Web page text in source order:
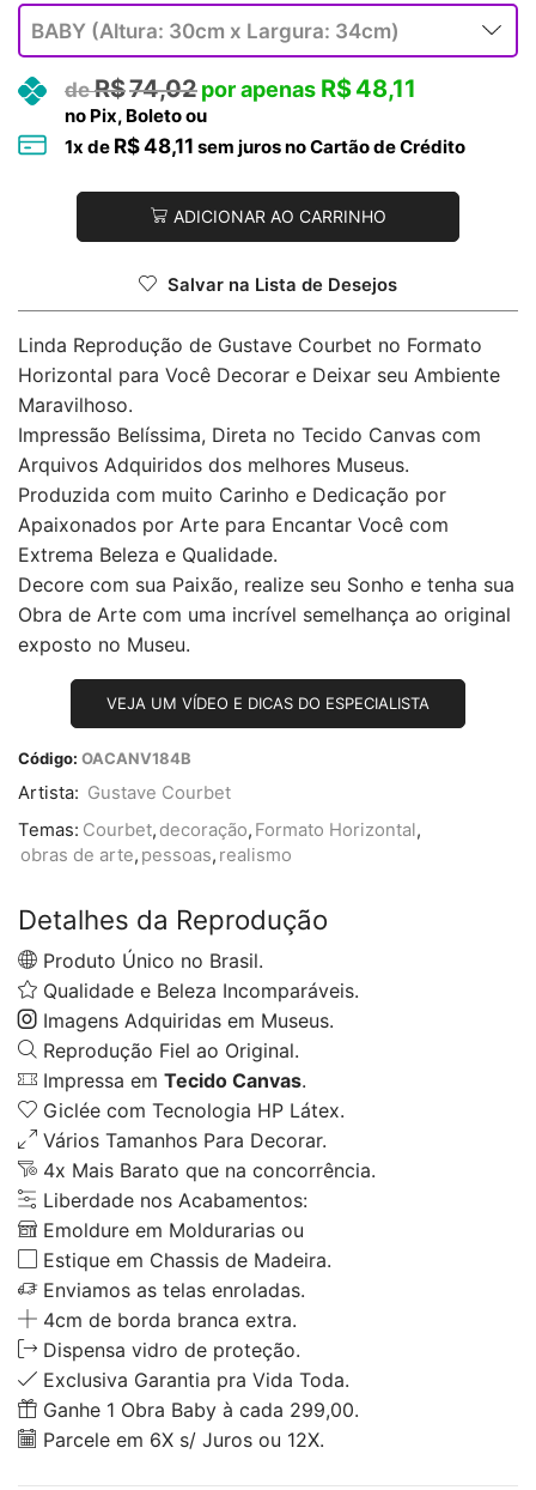
R$74,02 R$48,11
no Pix, Boleto ou
1x de R$48,11 sem juros no Cartão de Crédito
ADICIONAR AO CARRINHO
Salvar na Lista de Desejos
Linda Reprodução de Gustave Courbet no Formato
Horizontal para Você Decorar e Deixar seu Ambiente
Maravilhoso.
Impressão Belíssima, Direta no Tecido Canvas com
Arquivos Adquiridos dos melhores Museus.
Produzida com muito Carinho e Dedicação por
Apaixonados por Arte para Encantar Você com
Extrema Beleza e Qualidade.
Decore com sua Paixão, realize seu Sonho e tenha sua
Obra de Arte com uma incrível semelhança ao original
exposto no Museu.
VEJA UM VÍDEO E DICAS DO ESPECIALISTA
Código: OACANV184B
Artista: Gustave Courbet
Temas: Courbet, decoração, Formato Horizontal,
obras de arte, pessoas, realismo
Detalhes da Reprodução
Produto Único no Brasil.
Qualidade e Beleza Incomparáveis.
Imagens Adquiridas em Museus.
Reprodução Fiel ao Original.
Impressa em Tecido Canvas.
Giclée com Tecnologia HP Látex.
Vários Tamanhos Para Decorar.
4x Mais Barato que na concorrência.
Liberdade nos Acabamentos:
Emoldure em Moldurarias ou
Estique em Chassis de Madeira.
Enviamos as telas enroladas.
4cm de borda branca extra.
Dispensa vidro de proteção.
Exclusiva Garantia pra Vida Toda.
Ganhe 1 Obra Baby à cada 299,00.
Parcele em 6X s/ Juros ou 12X.